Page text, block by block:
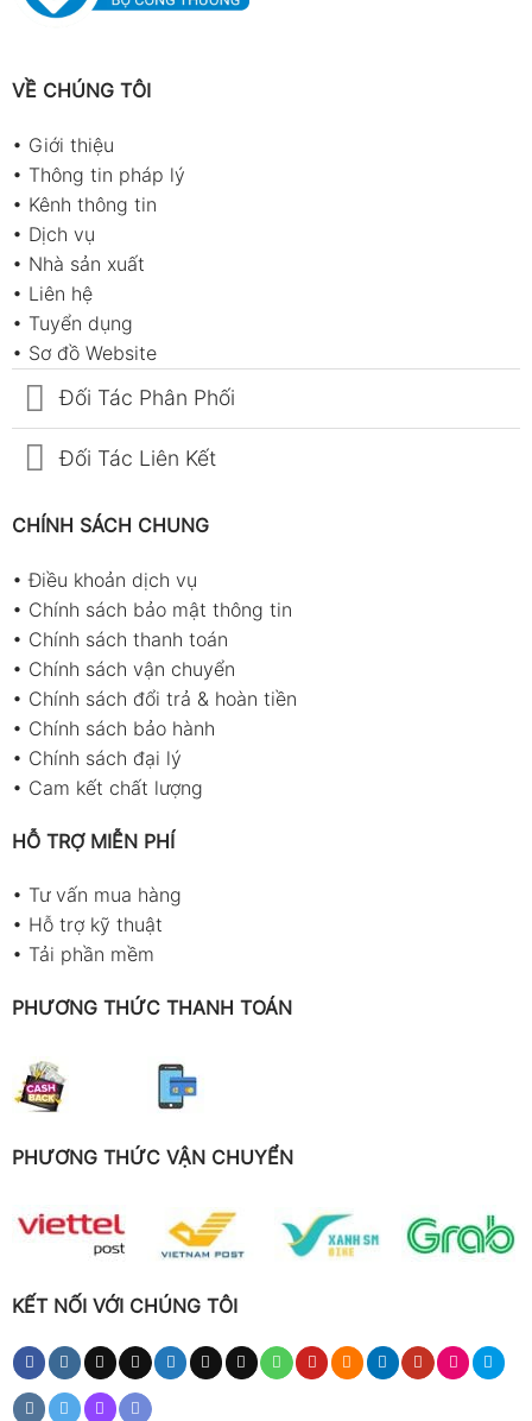
VỀ CHÚNG TÔI
• Giới thiệu
• Thông tin pháp lý
• Kênh thông tin
• Dịch vụ
• Nhà sản xuất
• Liên hệ
• Tuyển dụng
• Sơ đồ Website
Đối Tác Phân Phối
Đối Tác Liên Kết
CHÍNH SÁCH CHUNG
•Điều khoản dịch vụ
• Chính sách bảo mật thông tin
• Chính sách thanh toán
• Chính sách vận chuyển
• Chính sách đổi trả & hoàn tiền
• Chính sách bảo hành
• Chính sách đại lý
• Cam kết chất lượng
HỖ TRỢ MIỄN PHÍ
• Tư vấn mua hàng
• Hỗ trợ kỹ thuật
• Tải phần mềm
PHƯƠNG THỨC THANH TOÁN
PHƯƠNG THỨC VẬN CHUYỂN
KẾT NỐI VỚI CHÚNG TÔI